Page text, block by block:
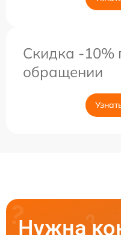
Скидка -10%
обращении
Нужна